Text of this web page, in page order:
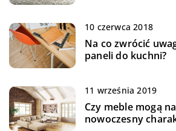
10 czerwca 2018
Na co zwrócić
paneli do kuchni?
11 września 2019
Czy meble mogą
nowoczesny